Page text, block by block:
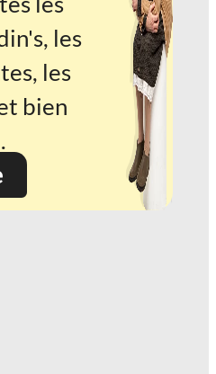
les
les
bien